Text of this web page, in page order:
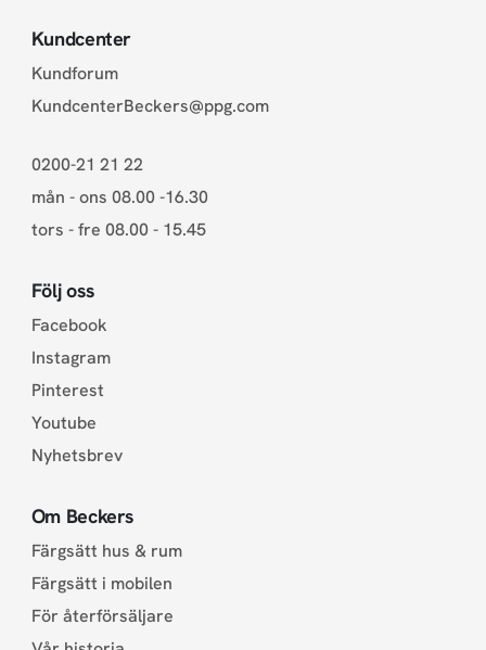
Kundcenter
Kundforum
KundcenterBeckers@ppg.com
0200-21 21 22
mån - ons 08.00 -16.30
tors - fre 08.00 - 15.45
Följ oss
Facebook
Instagram
Pinterest
Youtube
Nyhetsbrev
Om Beckers
Färgsätt hus & rum
Färgsätt i mobilen
För återförsäljare